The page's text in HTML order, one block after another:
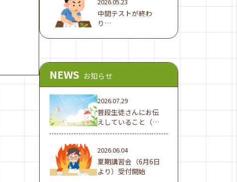
中間テストが終わ
り…
NEWS お知らせ
2026.07.29
普段生徒さんにお伝
えしていること（夏
休み編①）
2026.06.04
夏期講習会（6月6日
より）受付開始